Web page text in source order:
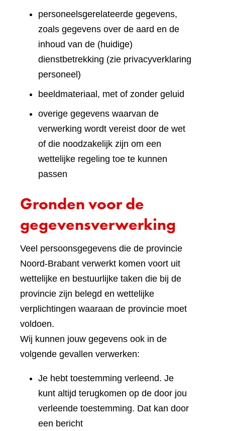
personeelsgerelateerde gegevens,
zoals gegevens over de aard en de
inhoud van de (huidige)
dienstbetrekking (zie privacyverklaring
personeel)
beeldmateriaal, met of zonder geluid
overige gegevens waarvan de
verwerking wordt vereist door de wet
of die noodzakelijk zijn om een
wettelijke regeling toe te kunnen
passen
Gronden voor de
gegevensverwerking
Veel persoonsgegevens die de provincie
Noord-Brabant verwerkt komen voort uit
wettelijke en bestuurlijke taken die bij de
provincie zijn belegd en wettelijke
verplichtingen waaraan de provincie moet
voldoen.
Wij kunnen jouw gegevens ook in de
volgende gevallen verwerken:
Je hebt toestemming verleend. Je
kunt altijd terugkomen op de door jou
verleende toestemming. Dat kan door
een bericht